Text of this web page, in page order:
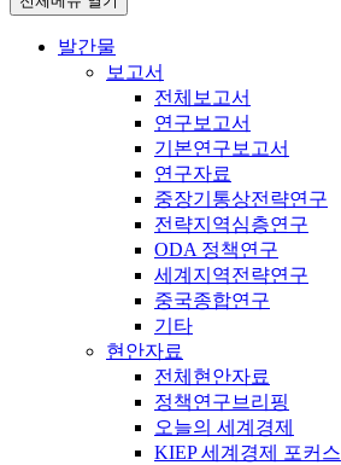
발간물
보고서
전체보고서
연구보고서
기본연구보고서
연구자료
중장기통상전략연구
전략지역심층연구
ODA 정책연구
세계지역전략연구
중국종합연구
기타
현안자료
전체현안자료
정책연구브리핑
오늘의 세계경제
KIEP 세계경제 포커스